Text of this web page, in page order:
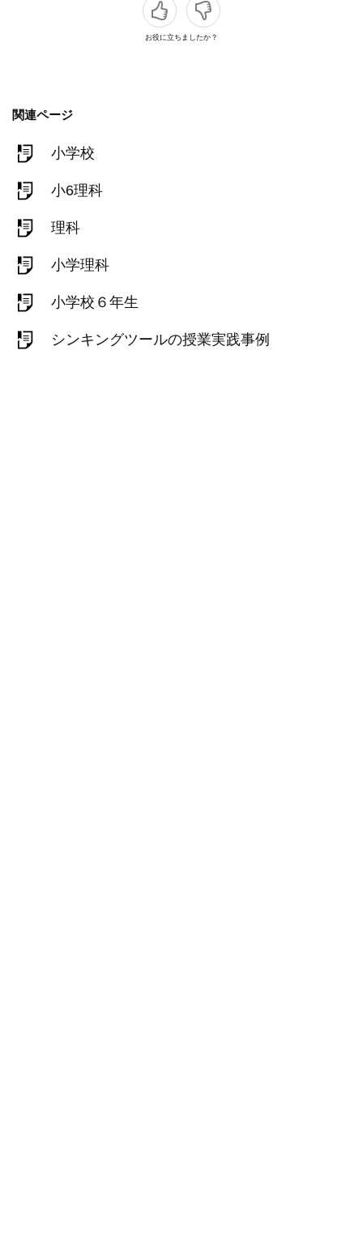
お役に立ちましたか？
関連ページ
小学校
小6理科
理科
小学理科
小学校６年生
シンキングツールの授業実践事例